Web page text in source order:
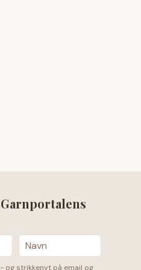
og strikkenyt på email og